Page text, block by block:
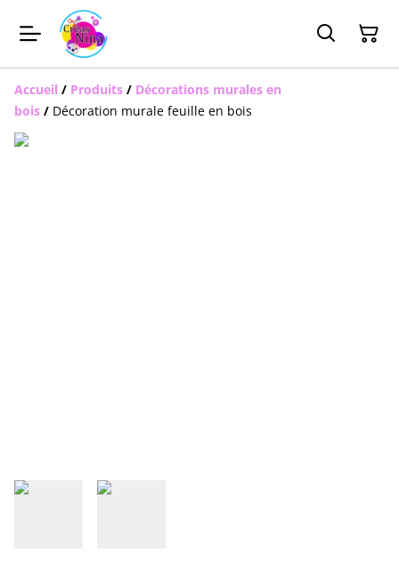
Accueil / Produits / Décorations murales en
bois / Décoration murale feuille en bois